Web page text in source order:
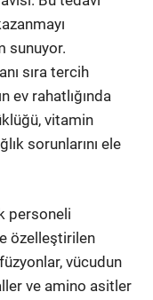
sunuyor.
sıra tercih
ev rahatlığında
vitamin
sorunlarını ele
personeli
özelleştirilen
vücudun
ve amino asitler